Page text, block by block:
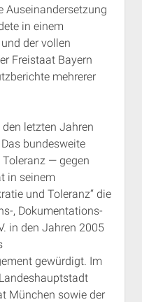
Auseinandersetzung
in einem
der vollen
Freistaat Bayern
mehrerer
letzten Jahren
bundesweite
Toleranz — gegen
in seinem
und Toleranz“ die
, Dokumentations-
in den Jahren 2005
gewürdigt. Im
München sowie der